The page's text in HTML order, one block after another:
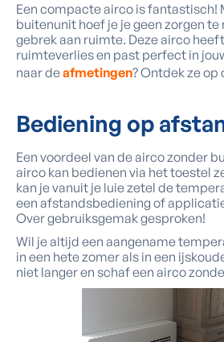
Een compacte airco is fantastisch!
buitenunit hoef je je geen zorgen te
gebrek aan ruimte. Deze airco
ruimteverlies en past perfect in
naar deafmetingen? Ontdek ze
Bediening op
Een voordeel van de airco zonder
airco kan bedienen via het toestel
kan je vanuit je luie zetel de
een afstandsbediening of
Over gebruiksgemak gesproken!
Wil je altijd een aangename
in een hete zomer als in een
niet langer en schaf een airco